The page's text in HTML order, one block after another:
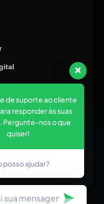
. Todos os direitos
de sites, tráfego pago e
de suporte ao cliente
responder às suas
Pergunte-nos o que
quiser!
posso ajudar?